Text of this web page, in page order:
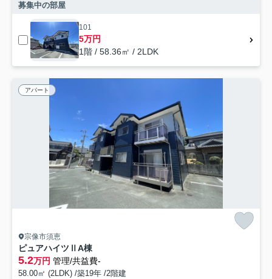
募集中の部屋
101
5万円
1階 / 58.36㎡ / 2LDK
アパート
宗像市須恵
ピュアハイツⅡA棟
5.2万円 管理/共益費-
58.00㎡ (2LDK) /築19年 /2階建